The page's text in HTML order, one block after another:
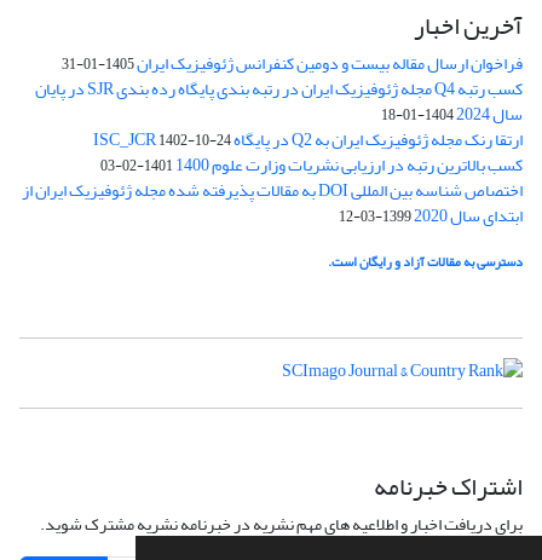
آخرین اخبار
فراخوان ارسال مقاله بیست و دومین کنفرانس ژئوفیزیک ایران1405-01-31
کسب رتبه Q4 مجله ژئوفیزیک ایران در رتبه بندی پایگاه رده بندی SJR در پایان
سال 2024 1404-01-18
ارتقا رنک مجله ژئوفیزیک ایران به Q2 در پایگاه ISC_JCR 1402-10-24
کسب بالاترین رتبه در ارزیابی نشریات وزارت علوم 1400 1401-02-03
اختصاص شناسه بین المللی DOI به مقالات پذیرفته شده مجله ژئوفیزیک ایران از
ابتدای سال 2020 1399-03-12
دسترسی به مقالات آزاد و رایگان است.
اشتراک خبرنامه
برای دریافت اخبار و اطلاعیه های مهم نشریه در خبرنامه نشریه مشترک شوید.